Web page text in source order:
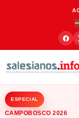
ESPECIAL
CAMPOBOSCO 2026